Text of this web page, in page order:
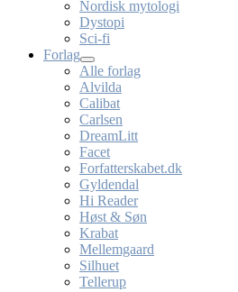
Nordisk mytologi
Dystopi
Sci-fi
Forlag
Alle forlag
Alvilda
Calibat
Carlsen
DreamLitt
Facet
Forfatterskabet.dk
Gyldendal
Hi Reader
Høst & Søn
Krabat
Mellemgaard
Silhuet
Tellerup